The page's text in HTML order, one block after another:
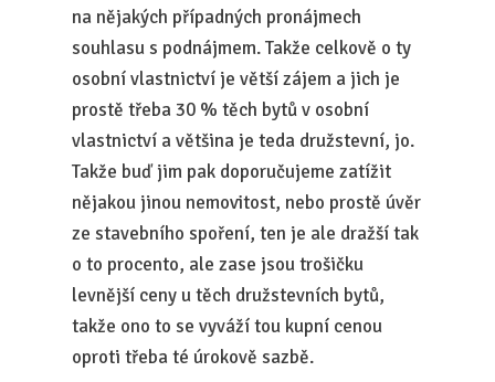
na nějakých případných pronájmech
souhlasu s podnájmem. Takže celkově o ty
osobní vlastnictví je větší zájem a jich je
prostě třeba 30 % těch bytů v osobní
vlastnictví a většina je teda družstevní, jo.
Takže buď jim pak doporučujeme zatížit
nějakou jinou nemovitost, nebo prostě úvěr
ze stavebního spoření, ten je ale dražší tak
o to procento, ale zase jsou trošičku
levnější ceny u těch družstevních bytů,
takže ono to se vyváží tou kupní cenou
oproti třeba té úrokově sazbě.